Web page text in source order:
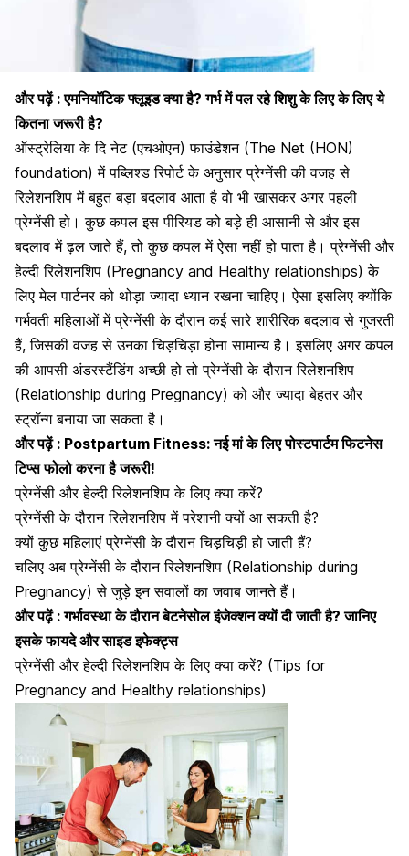
और पढ़ें :एमनियॉटिक फ्लूइड क्या है? गर्भ में पल रहे शिशु के लिए के लिए ये
कितना जरूरी है?
ऑस्ट्रेलिया के दि नेट (एचओएन) फाउंडेशन (The Net (HON)
foundation) में पब्लिश्ड रिपोर्ट के अनुसार प्रेग्नेंसी की वजह से
रिलेशनशिप में बहुत बड़ा बदलाव आता है वो भी खासकर अगर पहली
प्रेग्नेंसी हो। कुछ कपल इस पीरियड को बड़े ही आसानी से और इस
बदलाव में ढ़ल जाते हैं, तो कुछ कपल में ऐसा नहीं हो पाता है। प्रेग्नेंसी और
हेल्दी रिलेशनशिप (Pregnancy and Healthy relationships) के
लिए मेल पार्टनर को थोड़ा ज्यादा ध्यान रखना चाहिए। ऐसा इसलिए क्योंकि
गर्भवती महिलाओं मेंप्रेग्नेंसी के दौरानकई सारे शारीरिक बदलाव से गुजरती
हैं, जिसकी वजह से उनका चिड़चिड़ा होना सामान्य है। इसलिए अगर कपल
की आपसी अंडरस्टैंडिंग अच्छी हो तो प्रेग्नेंसी के दौरान रिलेशनशिप
(Relationship during Pregnancy) को और ज्यादा बेहतर और
स्ट्रॉन्ग बनाया जा सकता है।
और पढ़ें : Postpartum Fitness: नई मां के लिए पोस्टपार्टम फिटनेस
टिप्स फोलो करना है जरूरी!
प्रेग्नेंसी और हेल्दी रिलेशनशिप के लिए क्या करें?
प्रेग्नेंसी के दौरान रिलेशनशिप में परेशानी क्यों आ सकती है?
क्यों कुछ महिलाएं प्रेग्नेंसी के दौरान चिड़चिड़ी हो जाती हैं?
चलिए अब प्रेग्नेंसी के दौरान रिलेशनशिप (Relationship during
Pregnancy) से जुड़े इन सवालों का जवाब जानते हैं।
और पढ़ें :गर्भावस्था के दौरान बेटनेसोल इंजेक्शन क्यों दी जाती है? जानिए
इसके फायदे और साइड इफेक्ट्स
प्रेग्नेंसी और हेल्दी रिलेशनशिप के लिए क्या करें? (Tips for
Pregnancy and Healthy relationships)